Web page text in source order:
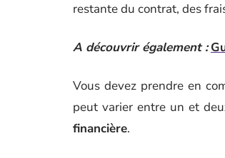
restante du contrat, des
A découvrir également :
Vous devez prendre en
peut varier entre un et
financière.